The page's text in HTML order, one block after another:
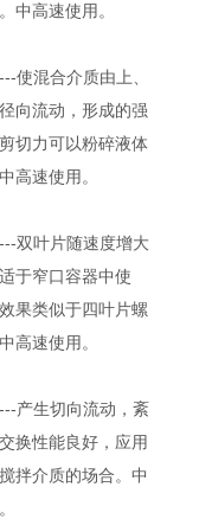
中高速使用。
使混合介质由上、
向流动，形成的强
切力可以粉碎液体
高速使用。
双叶片随速度增大
于窄口容器中使
果类似于四叶片螺
高速使用。
产生切向流动，紊
换性能良好，应用
拌介质的场合。中